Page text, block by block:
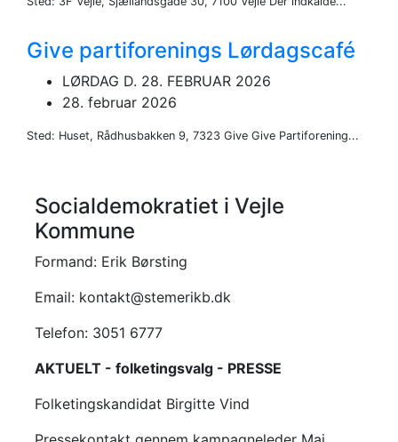
Give partiforenings Lørdagscafé
LØRDAG D. 28. FEBRUAR 2026
28. februar 2026
Sted: Huset, Rådhusbakken 9, 7323 Give Give Partiforening...
Socialdemokratiet i Vejle
Kommune
Formand: Erik Børsting
Email: kontakt@stemerikb.dk
Telefon: 3051 6777
AKTUELT - folketingsvalg - PRESSE
Folketingskandidat Birgitte Vind